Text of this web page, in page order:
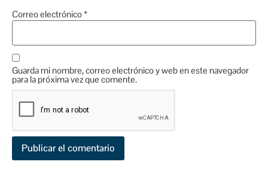
Correo electrónico*
Guarda mi nombre, correo electrónico y web en este navegador
para la próxima vez que comente.